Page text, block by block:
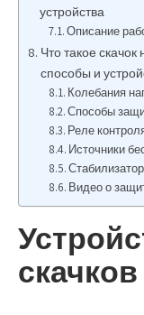
устройства
Описание
Что такое
способы и
Колебания
Способы
Реле
Источники
Видео о